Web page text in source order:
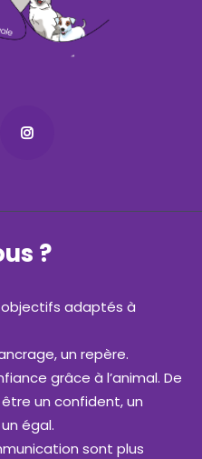
?
adaptés à
un repère.
grâce à l’animal. De
un confident, un
égal.
sont plus